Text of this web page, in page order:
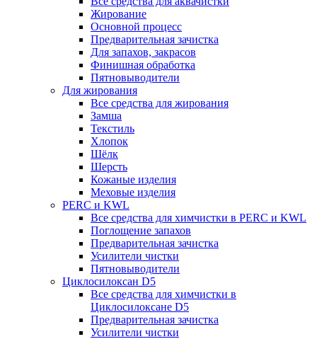
Жирование
Основной процесс
Предварительная зачистка
Для запахов, закрасов
Финишная обработка
Пятновыводители
Для жирования
Все средства для жирования
Замша
Текстиль
Хлопок
Шёлк
Шерсть
Кожаные изделия
Меховые изделия
PERC и KWL
Все средства для химчистки в PERC и KWL
Поглощение запахов
Предварительная зачистка
Усилители чистки
Пятновыводители
Циклосилоксан D5
Все средства для химчистки в
Циклосилоксане D5
Предварительная зачистка
Усилители чистки